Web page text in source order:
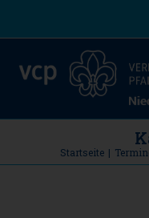
Startseite |